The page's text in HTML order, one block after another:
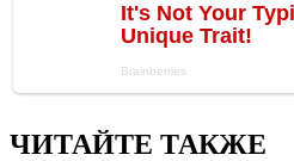
ЧИТАЙТЕ ТАКЖЕ